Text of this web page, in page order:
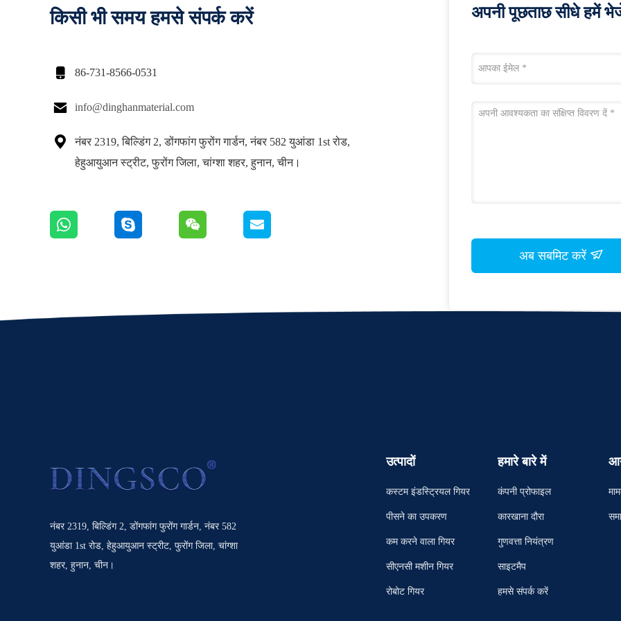
किसी भी समय हमसे संपर्क करें
 86-731-8566-0531
 info@dinghanmaterial.com

नंबर 2319, बिल्डिंग 2, डोंगफांग फुरोंग गार्डन, नंबर 582 युआंडा 1st रोड,
हेहुआयुआन स्ट्रीट, फुरोंग जिला, चांग्शा शहर, हुनान, चीन।
अपनी पूछताछ सीधे हमें
अब सबमिट करें
नंबर 2319, बिल्डिंग 2, डोंगफांग फुरोंग गार्डन, नंबर 582
युआंडा 1st रोड, हेहुआयुआन स्ट्रीट, फुरोंग जिला, चांग्शा
शहर, हुनान, चीन।
उत्पादों
कस्टम इंडस्ट्रियल गियर
पीसने का उपकरण
कम करने वाला गियर
सीएनसी मशीन गियर
रोबोट गियर
हमारे बारे में
कंपनी प्रोफाइल
कारखाना दौरा
गुणवत्ता नियंत्रण
साइटमैप
हमसे संपर्क करें